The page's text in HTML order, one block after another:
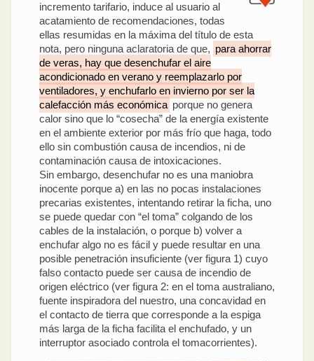
incremento tarifario, induce al usuario al
acatamiento de recomendaciones, todas
ellas resumidas en la máxima del título de esta
nota, pero ninguna aclaratoria de que, para ahorrar
de veras, hay que desenchufar el aire
acondicionado en verano y reemplazarlo por
ventiladores, y enchufarlo en invierno por ser la
calefacción más económica porque no genera
calor sino que lo “cosecha” de la energía existente
en el ambiente exterior por más frío que haga, todo
ello sin combustión causa de incendios, ni de
contaminación causa de intoxicaciones.
Sin embargo, desenchufar no es una maniobra
inocente porque a) en las no pocas instalaciones
precarias existentes, intentando retirar la ficha, uno
se puede quedar con “el toma” colgando de los
cables de la instalación, o porque b) volver a
enchufar algo no es fácil y puede resultar en una
posible penetración insuficiente (ver figura 1) cuyo
falso contacto puede ser causa de incendio de
origen eléctrico (ver figura 2: en el toma australiano,
fuente inspiradora del nuestro, una concavidad en
el contacto de tierra que corresponde a la espiga
más larga de la ficha facilita el enchufado, y un
interruptor asociado controla el tomacorrientes).